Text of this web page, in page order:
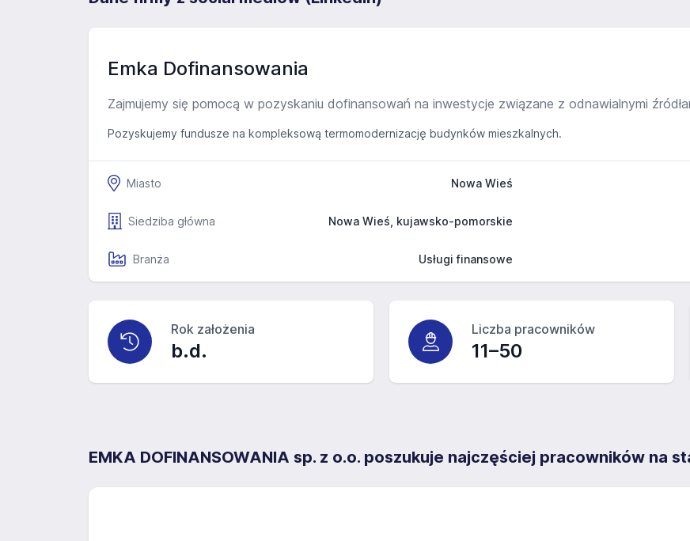
Emka Dofinansowania
Zajmujemy się pomocą w pozyskaniu dofinansowań na inwestycje związane z odnawialnymi
Pozyskujemy fundusze na kompleksową termomodernizację budynków mieszkalnych.
Miasto Nowa Wieś
Siedziba główna Nowa Wieś, kujawsko-pomorskie
Branża Usługi finansowe
Rok założenia
b.d.
Liczba pracowników
11–50
EMKA DOFINANSOWANIA sp. z o.o. poszukuje najczęściej pracowników na